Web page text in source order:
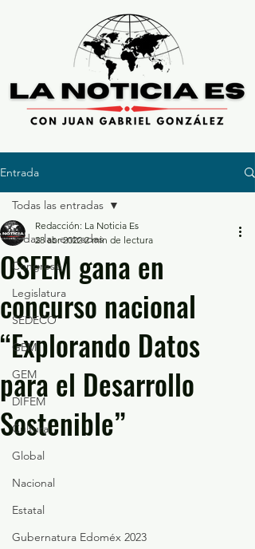
Entrada
Todas las entradas
Congreso
Legislatura
SEDECO
GEM
GEM
DIFEM
Cultura
Global
Nacional
Estatal
Gubernatura Edoméx 2023
Todas las entradas
OSFEM gana en
concurso nacional
“Explorando Datos
para el Desarrollo
Sostenible”
Redacción: La Noticia Es
28 abr 2022 2 min de lectura